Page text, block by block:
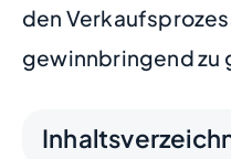
den
gewinnbringend zu